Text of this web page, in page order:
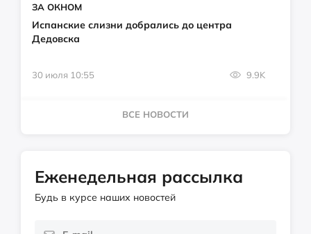
ЗА ОКНОМ
Испанские слизни добрались до центра
Дедовска
30 июля 10:55 9.9K
ВСЕ НОВОСТИ
Еженедельная рассылка
Будь в курсе наших новостей